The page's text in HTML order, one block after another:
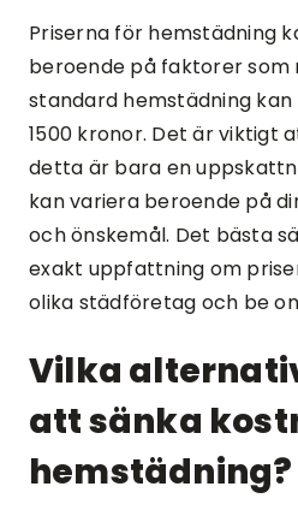
Priserna för hemstädning
beroende på faktorer som
standard hemstädning
1500 kronor. Det är viktigt
detta är bara en
kan variera beroende på
och önskemål. Det bästa
exakt uppfattning om
olika städföretag och be
Vilka
att sänka
hemstädning?